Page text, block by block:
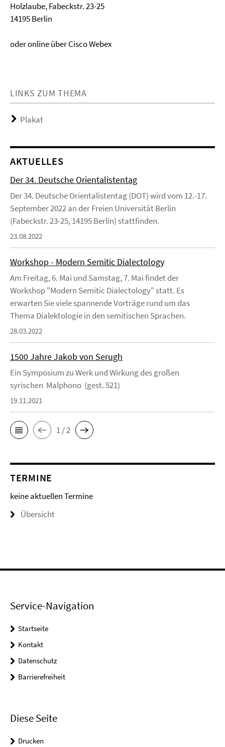
Holzlaube, Fabeckstr. 23-25
14195 Berlin
oder online über Cisco Webex
LINKS ZUM THEMA
Plakat
AKTUELLES
Der 34. Deutsche Orientalistentag
Der 34. Deutsche Orientalistentag (DOT) wird vom 12.-17.
September 2022 an der Freien Universität Berlin
(Fabeckstr. 23-25, 14195 Berlin) stattfinden.
23.08.2022
Workshop - Modern Semitic Dialectology
Am Freitag, 6. Mai und Samstag, 7. Mai findet der
Workshop "Modern Semitic Dialectology" statt. Es
erwarten Sie viele spannende Vorträge rund um das
Thema Dialektologie in den semitischen Sprachen.
28.03.2022
1500 Jahre Jakob von Serugh
Ein Symposium zu Werk und Wirkung des großen
syrischen Malphono (gest. 521)
19.11.2021
1 / 2
TERMINE
keine aktuellen Termine
Übersicht
Service-Navigation
Startseite
Kontakt
Datenschutz
Barrierefreiheit
Diese Seite
Drucken